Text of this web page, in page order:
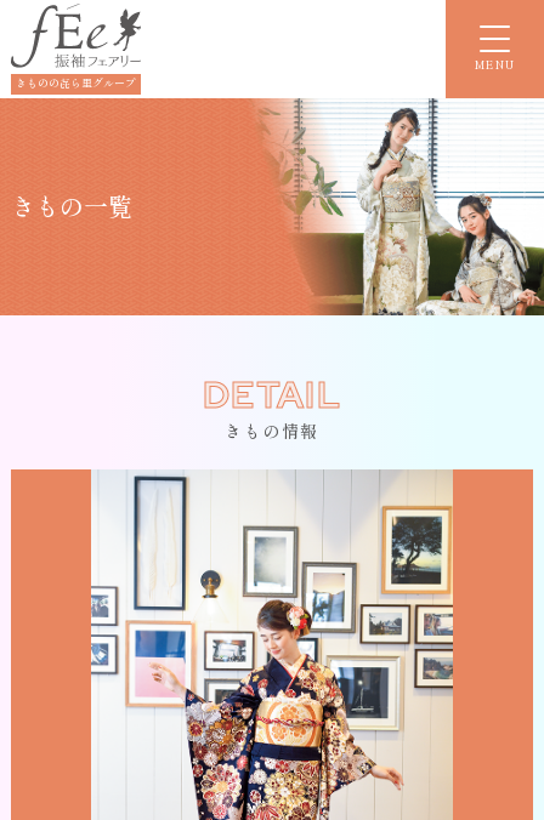
きものの㐂ら里グループ
MENU
きもの一覧
DETAIL
きもの情報